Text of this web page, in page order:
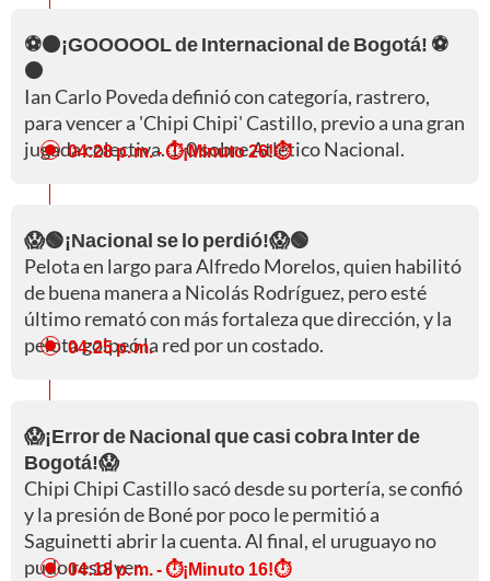
⚽⚫¡GOOOOOL de Internacional de Bogotá! ⚽
⚫
Ian Carlo Poveda definió con categoría, rastrero,
para vencer a 'Chipi Chipi' Castillo, previo a una gran
jugada colectiva. 1-0 sobre Atlético Nacional.
04:28 p. m.- ⏱️¡Minuto 26!⏱️
😱🟢¡Nacional se lo perdió!😱🟢
Pelota en largo para Alfredo Morelos, quien habilitó
de buena manera a Nicolás Rodríguez, pero esté
último remató con más fortaleza que dirección, y la
pelota golpeó la red por un costado.
04:25 p. m.
😱¡Error de Nacional que casi cobra Inter de
Bogotá!😱
Chipi Chipi Castillo sacó desde su portería, se confió
y la presión de Boné por poco le permitió a
Saguinetti abrir la cuenta. Al final, el uruguayo no
pudo resolver.
04:18 p. m.- ⏱️¡Minuto 16!⏱️